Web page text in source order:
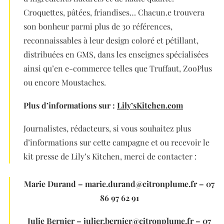
Croquettes, pâtées, friandises… Chacun.e trouvera
son bonheur parmi plus de 30 références,
reconnaissables à leur design coloré et pétillant,
distribuées en GMS, dans les enseignes spécialisées
ainsi qu’en e-commerce telles que Truffaut, ZooPlus
ou encore Moustaches.
Plus d’informations sur : Lily’sKitchen.com
Journalistes, rédacteurs, si vous souhaitez plus
d’informations sur cette campagne et ou recevoir le
kit presse de Lily’s Kitchen, merci de contacter :
Marie Durand – marie.durand@citronplume.fr – 07
86 97 62 91
Julie Bernier – julier.bernier@citronplume.fr – 07